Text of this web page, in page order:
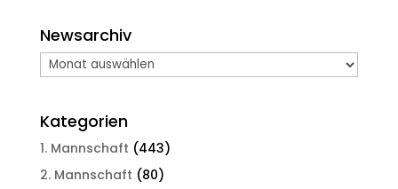
Newsarchiv
Newsarchiv
Kategorien
1. Mannschaft (443)
2. Mannschaft (80)